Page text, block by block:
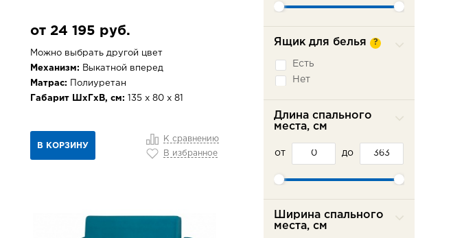
от 24 195 руб.
Можно выбрать другой цвет
Механизм: Выкатной вперед
Матрас: Полиуретан
Габарит ШхГхВ, см: 135 х 80 х 81
В КОРЗИНУ
К сравнению
В избранное
Ящик для белья ?
Есть
Нет
Длина спального
места, см
от до
Ширина спального
места, см